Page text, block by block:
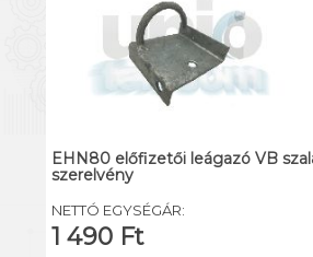
EHN80 előfizetői leágazó VB
szerelvény
NETTÓ EGYSÉGÁR:
1 490 Ft